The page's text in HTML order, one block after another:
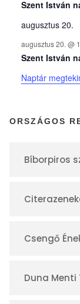
y
e
k
n
a
á
r
Szent István
augusztus 20.
augusztus 20. @
Szent István
Naptár
ORSZÁGOS
Bíborpiros
Csengő
Duna Menti